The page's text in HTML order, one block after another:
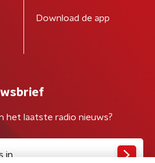
Download de app
het laatste radio nieuws?